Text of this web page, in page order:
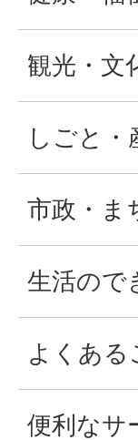
観光・文
しごと・
市政・ま
生活ので
よくある
便利なサ